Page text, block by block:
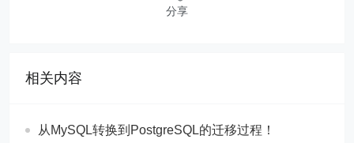
分享
相关内容
从MySQL转换到PostgreSQL的迁移过程！